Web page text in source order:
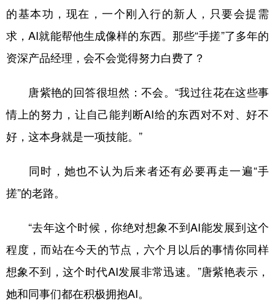
的基本功，现在，一个刚入行的新人，只要会提需
求，AI就能帮他生成像样的东西。那些“手搓”了多年的
资深产品经理，会不会觉得努力白费了？
唐紫艳的回答很坦然：不会。“我过往花在这些事
情上的努力，让自己能判断AI给的东西对不对、好不
好，这本身就是一项技能。”
同时，她也不认为后来者还有必要再走一遍“手
搓”的老路。
“去年这个时候，你绝对想象不到AI能发展到这个
程度，而站在今天的节点，六个月以后的事情你同样
想象不到，这个时代AI发展非常迅速。”唐紫艳表示，
她和同事们都在积极拥抱AI。